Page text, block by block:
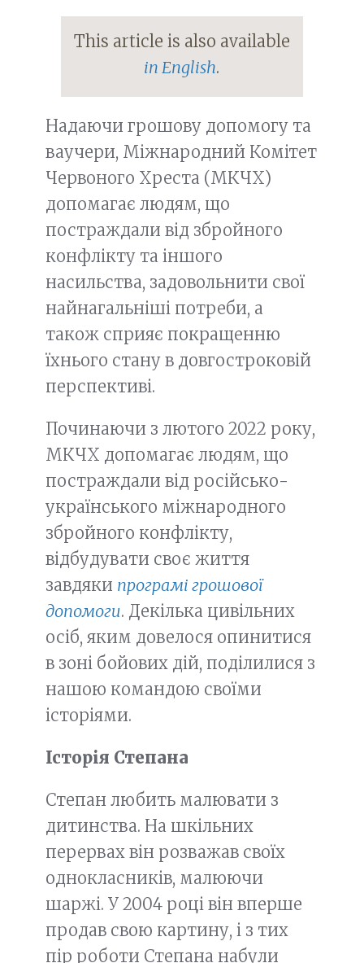
This article is also available
in English.
Надаючи грошову допомогу та
ваучери, Міжнародний Комітет
Червоного Хреста (МКЧХ)
допомагає людям, що
постраждали від збройного
конфлікту та іншого
насильства, задовольнити свої
найнагальніші потреби, а
також сприяє покращенню
їхнього стану в довгостроковій
перспективі.
Починаючи з лютого 2022 року,
МКЧХ допомагає людям, що
постраждали від російсько-
українського міжнародного
збройного конфлікту,
відбудувати своє життя
завдяки програмі грошової
допомоги. Декілька цивільних
осіб, яким довелося опинитися
в зоні бойових дій, поділилися з
нашою командою своїми
історіями.
Історія Степана
Степан любить малювати з
дитинства. На шкільних
перервах він розважав своїх
однокласників, малюючи
шаржі. У 2004 році він вперше
продав свою картину, і з тих
пір роботи Степана набули